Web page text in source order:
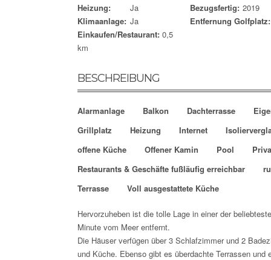
Heizung:
Ja Bezugsfertig: 2019
Klimaanlage: Ja
Entfernung Golfplatz:
Einkaufen/Restaurant: 0,5
km
BESCHREIBUNG
Alarmanlage Balkon Dachterrasse
Grillplatz
Heizung Internet
offene Küche
Offener Kamin Pool
Restaurants & Geschäfte fußläufig erreichbar
Terrasse
Voll ausgestattete Küche
Hervorzuheben ist die tolle Lage in einer der
Minute vom Meer entfernt.
Die Häuser verfügen über 3 Schlafzimmer und 2
und Küche. Ebenso gibt es überdachte Terrassen und